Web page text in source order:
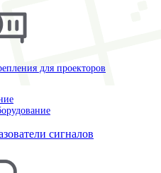
для проекторов
сигналов